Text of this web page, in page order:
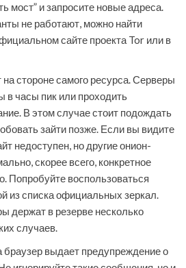
мост” и запросите новые адреса.
не работают, можно найти
сайте проекта Tor или в
стороне самого ресурса. Серверы
в часы пик или проходить
В этом случае стоит подождать
зайти позже. Если вы видите
недоступен, но другие онион-
скорее всего, конкретное
Попробуйте воспользоваться
из списка официальных зеркал.
держат в резерве несколько
случаев.
браузер выдает предупреждение о